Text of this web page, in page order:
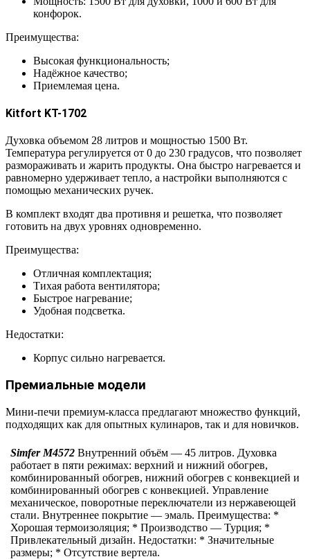
конфорок.
Преимущества:
Высокая функциональность;
Надёжное качество;
Приемлемая цена.
Kitfort KT-1702
Духовка объемом 28 литров и мощностью 1500 Вт.
Температура регулируется от 0 до 230 градусов, что позволяет
размораживать и жарить продукты. Она быстро нагревается и
равномерно удерживает тепло, а настройки выполняются с
помощью механических ручек.
В комплект входят два противня и решетка, что позволяет
готовить на двух уровнях одновременно.
Преимущества:
Отличная комплектация;
Тихая работа вентилятора;
Быстрое нагревание;
Удобная подсветка.
Недостатки:
Корпус сильно нагревается.
Премиальные модели
Мини-печи премиум-класса предлагают множество функций,
подходящих как для опытных кулинаров, так и для новичков.
Simfer M4572 Внутренний объём — 45 литров. Духовка
работает в пяти режимах: верхний и нижний обогрев,
комбинированный обогрев, нижний обогрев с конвекцией и
комбинированный обогрев с конвекцией. Управление
механическое, поворотные переключатели из нержавеющей
стали. Внутреннее покрытие — эмаль. Преимущества: *
Хорошая термоизоляция; * Производство — Турция; *
Привлекательный дизайн. Недостатки: * Значительные
размеры; * Отсутствие вертела.